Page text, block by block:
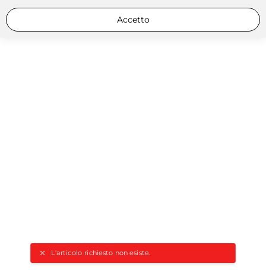
L'articolo richiesto non esiste.
Accetto